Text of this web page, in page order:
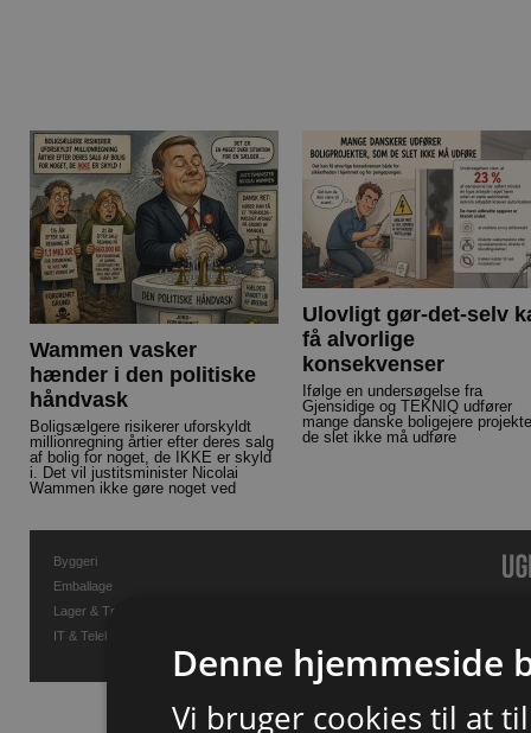
Wammen vasker
hænder i den politiske
håndvask
Boligsælgere risikerer uforskyldt
millionregning årtier efter deres salg
af bolig for noget, de IKKE er skyld
i. Det vil justitsminister Nicolai
Wammen ikke gøre noget ved
Ulovligt gør-det-selv
få alvorlige
konsekvenser
Ifølge en undersøgelse fra
Gjensidige og TEKNIQ udfører
mange danske boligejere
de slet ikke må udføre
Byggeri
Emballage
Lager & Transport
IT & Telekommunikation
Denne hjemmeside
Vi bruger cookies til at